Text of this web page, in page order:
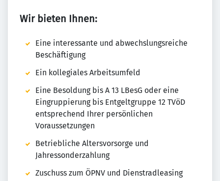
Wir bieten Ihnen:
Eine interessante und abwechslungsreiche
Beschäftigung
Ein kollegiales Arbeitsumfeld
Eine Besoldung bis A 13 LBesG oder eine
Eingruppierung bis Entgeltgruppe 12 TVöD
entsprechend Ihrer persönlichen
Voraussetzungen
Betriebliche Altersvorsorge und
Jahressonderzahlung
Zuschuss zum ÖPNV und Dienstradleasing